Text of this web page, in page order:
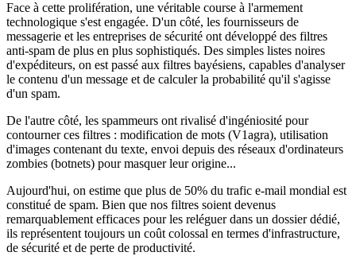
Face à cette prolifération, une véritable course à l'armement
technologique s'est engagée. D'un côté, les fournisseurs de
messagerie et les entreprises de sécurité ont développé des filtres
anti-spam de plus en plus sophistiqués. Des simples listes noires
d'expéditeurs, on est passé aux filtres bayésiens, capables d'analyser
le contenu d'un message et de calculer la probabilité qu'il s'agisse
d'un spam.
De l'autre côté, les spammeurs ont rivalisé d'ingéniosité pour
contourner ces filtres : modification de mots (V1agra), utilisation
d'images contenant du texte, envoi depuis des réseaux d'ordinateurs
zombies (botnets) pour masquer leur origine...
Aujourd'hui, on estime que plus de 50% du trafic e-mail mondial est
constitué de spam. Bien que nos filtres soient devenus
remarquablement efficaces pour les reléguer dans un dossier dédié,
ils représentent toujours un coût colossal en termes d'infrastructure,
de sécurité et de perte de productivité.